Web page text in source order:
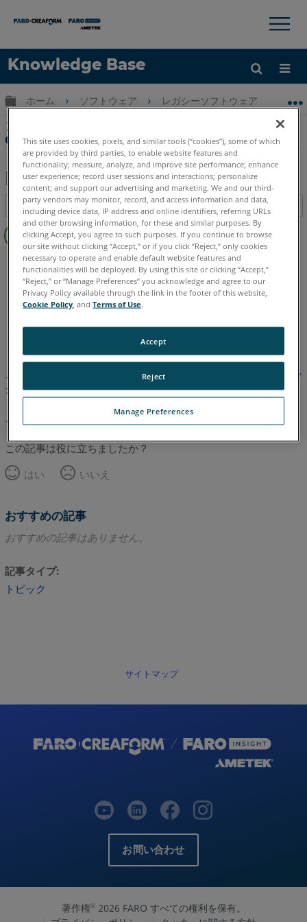
Knowledge Base
言語
ヘルプ サインイン
×
グローバル階層を展開/折りたたむ
ホーム ソフトウェア レガシーソフトウェア レ
コンピュータシステム要件 : レガシ-CAM2
Gage
PDF
と
し
て
目次
ヘ
ッ
ー
し
レガシーソフトウェア CAM2 Gage
イタリア語 コリアン フランス語 英語
この記事は翻訳されていません。英語版を見るにはここをクリッ
クしてください。
このページのトップへ
この記事は役に立ちましたか？
はい
いいえ
おすすめの記事
おすすめの記事はありません。
記事タイプ
トピック
サイトマップ
お問い合わせ
著作権©2026 FARO すべての権利を保有。
This site uses cookies, pixels, and similar tools (“cookies”), some of which
are provided by third parties, to enable website features and
functionality; measure, analyze, and improve site performance; enhance
user experience; record user sessions and interactions; personalize
content; and support our advertising and marketing. We and our third-
party vendors may monitor, record, and access information and data,
including device data, IP address and online identifiers, referring URLs
and other browsing information, for these and similar purposes. By
clicking Accept, you agree to such purposes. If you continue to browse
our site without clicking “Accept,” or if you click “Reject,” only cookies
necessary to operate and enable default website features and
functionalities will be deployed. By using this site or clicking “Accept,”
“Reject,” or “Manage Preferences” you acknowledge and agree to our
Privacy Policy available through the link in the footer of this website,
Cookie Policy , andTerms of Use.
Manage Preferences
Reject
Accept